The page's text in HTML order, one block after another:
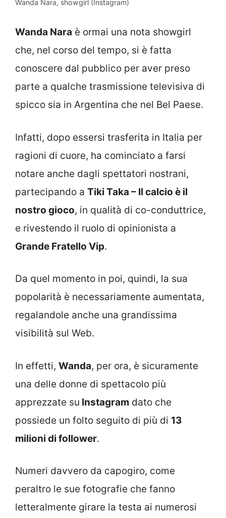
Wanda Nara, showgirl (Instagram)
Wanda Nara è ormai una nota showgirl
che, nel corso del tempo, si è fatta
conoscere dal pubblico per aver preso
parte a qualche trasmissione televisiva di
spicco sia in Argentina che nel Bel Paese.
Infatti, dopo essersi trasferita in Italia per
ragioni di cuore, ha cominciato a farsi
notare anche dagli spettatori nostrani,
partecipando a Tiki Taka – Il calcio è il
nostro gioco, in qualità di co-conduttrice,
e rivestendo il ruolo di opinionista a
Grande Fratello Vip.
Da quel momento in poi, quindi, la sua
popolarità è necessariamente aumentata,
regalandole anche una grandissima
visibilità sul Web.
In effetti, Wanda, per ora, è sicuramente
una delle donne di spettacolo più
apprezzate su Instagram dato che
possiede un folto seguito di più di 13
milioni di follower.
Numeri davvero da capogiro, come
peraltro le sue fotografie che fanno
letteralmente girare la testa ai numerosi